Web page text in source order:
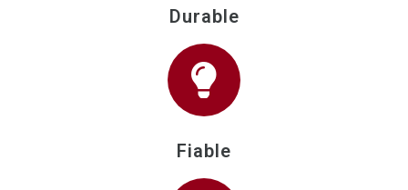
Durable
Fiable